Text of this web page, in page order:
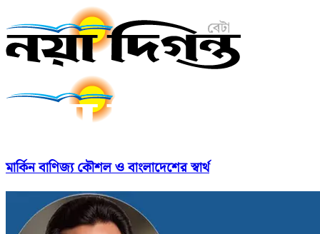
মার্কিন বাণিজ্য কৌশল ও বাংলাদেশের স্বার্থ